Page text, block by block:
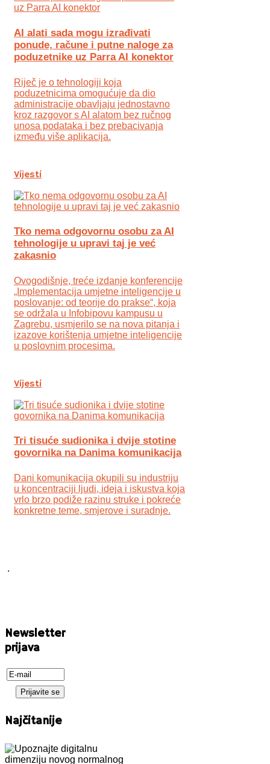
AI alati sada mogu izrađivati
ponude, račune i putne naloge za
poduzetnike uz Parra AI konektor
Riječ je o tehnologiji koja
poduzetnicima omogućuje da dio
administracije obavljaju jednostavno
kroz razgovor s AI alatom bez ručnog
unosa podataka i bez prebacivanja
između više aplikacija.
Vijesti
Tko nema odgovornu osobu za AI
tehnologije u upravi taj je već
zakasnio
Ovogodišnje, treće izdanje konferencije
„Implementacija umjetne inteligencije u
poslovanje: od teorije do prakse“, koja
se održala u Infobipovu kampusu u
Zagrebu, usmjerilo se na nova pitanja i
izazove korištenja umjetne inteligencije
u poslovnim procesima.
Vijesti
Tri tisuće sudionika i dvije stotine
govornika na Danima komunikacija
Dani komunikacija okupili su industriju
u koncentraciji ljudi, ideja i iskustva koja
vrlo brzo podiže razinu struke i pokreće
konkretne teme, smjerove i suradnje.
.
Newsletter
prijava
Najčitanije